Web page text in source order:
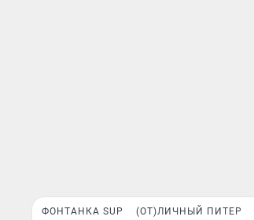
ФОНТАНКА SUP (ОТ)ЛИЧНЫЙ ПИТЕР